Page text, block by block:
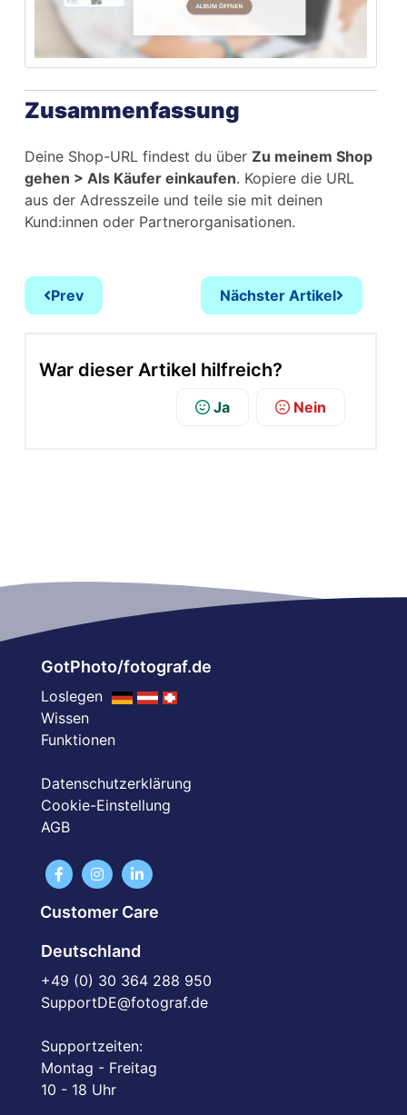
Zusammenfassung
Deine Shop-URL findest du über Zu meinem Shop
gehen > Als Käufer einkaufen. Kopiere die URL
aus der Adresszeile und teile sie mit deinen
Kund:innen oder Partnerorganisationen.
Prev Nächster Artikel
War dieser Artikel hilfreich?
Nein
Ja
GotPhoto/fotograf.de
Loslegen
Wissen
Funktionen
Datenschutzerklärung
Cookie-Einstellung
AGB
Customer Care
Deutschland
+49 (0) 30 364 288 950
SupportDE@fotograf.de
Supportzeiten:
Montag - Freitag
10 - 18 Uhr